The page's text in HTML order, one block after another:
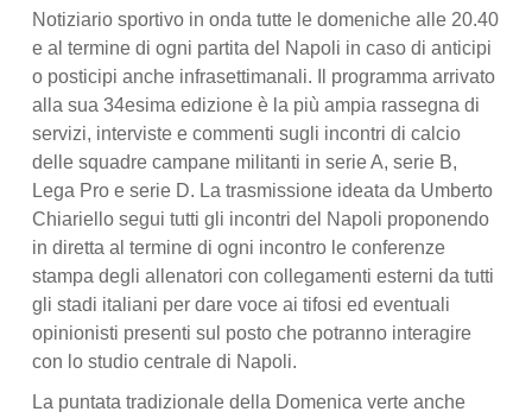
Notiziario sportivo in onda tutte le domeniche alle 20.40
e al termine di ogni partita del Napoli in caso di anticipi
o posticipi anche infrasettimanali. Il programma arrivato
alla sua 34esima edizione è la più ampia rassegna di
servizi, interviste e commenti sugli incontri di calcio
delle squadre campane militanti in serie A, serie B,
Lega Pro e serie D. La trasmissione ideata da Umberto
Chiariello segui tutti gli incontri del Napoli proponendo
in diretta al termine di ogni incontro le conferenze
stampa degli allenatori con collegamenti esterni da tutti
gli stadi italiani per dare voce ai tifosi ed eventuali
opinionisti presenti sul posto che potranno interagire
con lo studio centrale di Napoli.
La puntata tradizionale della Domenica verte anche